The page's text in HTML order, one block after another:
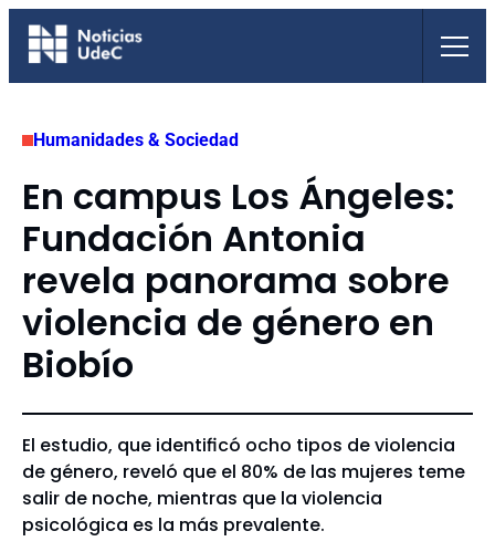
Saltar
Humanidades & Sociedad
En campus Los Ángeles:
Fundación Antonia
revela panorama sobre
violencia de género en
Biobío
El estudio, que identificó ocho tipos de violencia
de género, reveló que el 80% de las mujeres teme
salir de noche, mientras que la violencia
psicológica es la más prevalente.